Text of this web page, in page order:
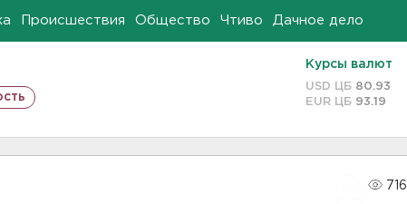
Происшествия Общество Чтиво Дачное дело
Курсы валют
USD ЦБ 80.93
EUR ЦБ 93.19
716